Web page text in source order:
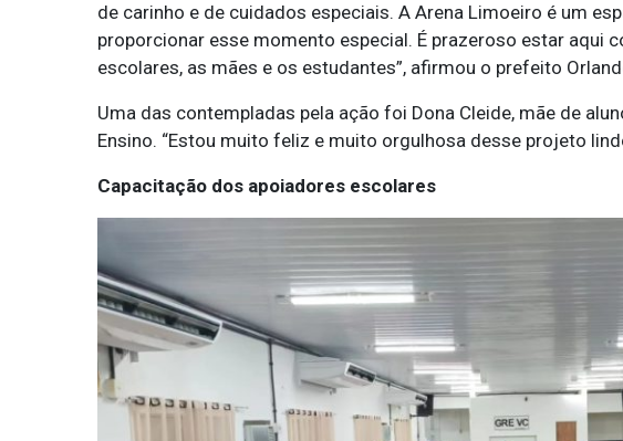
de carinho e de cuidados especiais. A Arena Limoeiro é um
proporcionar esse momento especial. É prazeroso estar aqui
escolares, as mães e os estudantes”, afirmou o prefeito
Uma das contempladas pela ação foi Dona Cleide, mãe de
Ensino. “Estou muito feliz e muito orgulhosa desse projeto
Capacitação dos apoiadores escolares